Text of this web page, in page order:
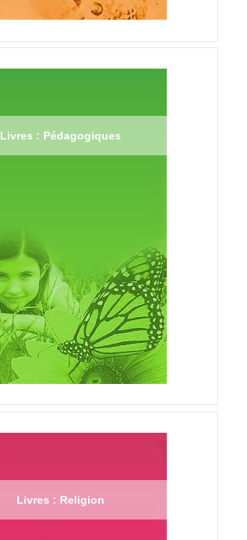
Livres : Pédagogiques
Livres : Religion